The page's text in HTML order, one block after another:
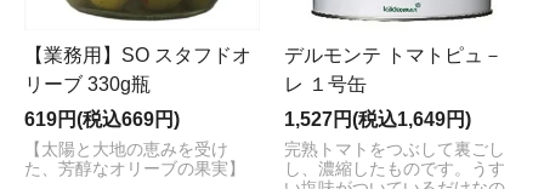
【業務用】SO スタフドオ
リーブ 330g瓶
619円(税込669円)
【太陽と大地の恵みを受け
た、芳醇なオリーブの果実】
デルモンテ トマトピュ－
レ １号缶
1,527円(税込1,649円)
完熟トマトをつぶして裏ごし
し、濃縮したものです。うす